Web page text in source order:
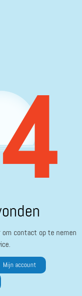
om contact op te nemen
Mijn account